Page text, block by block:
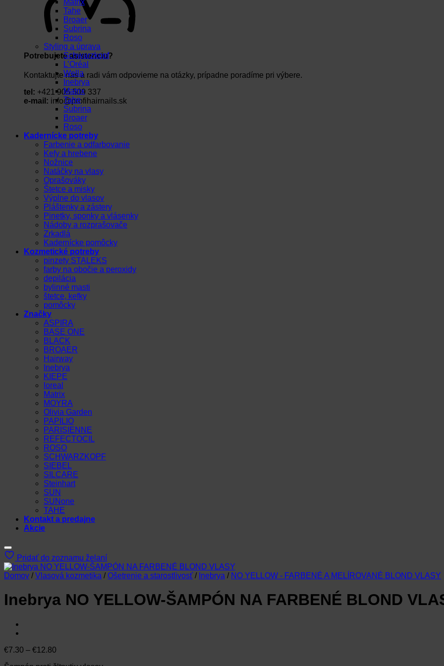
Potrebujete asistenciu?
Kontaktujte nás a radi vám odpovieme na otázky, prípadne poradíme pri výbere.
tel: +421 905 509 337
e-mail: info@profihairnails.sk
Matrix
Tahe
Broaer
Subrina
Roso
Styling a úprava
Schwarzkopf
L’Oréal
Wella
Inebrya
Matrix
Tahe
Subrina
Broaer
Roso
Kadernícke potreby
Farbenie a odfarbovanie
Kefy a hrebene
Nožnice
Natáčky na vlasy
Oprašováky
Štetce a misky
Výplne do vlasov
Pláštenky a zástery
Pinetky, sponky a vlásenky
Nádoby a rozprašovače
Zrkadlá
Kadernícke pomôcky
Kozmetické potreby
pinzety STALEKS
farby na obočie a peroxidy
depilácia
bylinné masti
štetce, kefky
pomôcky
Značky
ASPIRA
BASE ONE
BLACK
BROAER
Hairway
Inebrya
KIEPE
loreal
Matrix
MOYRA
Olivia Garden
PAPILIO
PARISIENNE
REFECTOCIL
ROSO
SCHWARZKOPF
SIEBEL
SILCARE
Steinhart
SUN
SUNone
TAHE
Kontakt a predajne
Akcie
Pridať do zoznamu želaní
Domov / Vlasová kozmetika / Ošetrenie a starostlivosť / Inebrya / NO YELLOW - FARBENÉ A MELÍROVANÉ BLOND VLASY
Inebrya NO YELLOW-ŠAMPÓN NA FARBENÉ BLOND
€7.30 – €12.80